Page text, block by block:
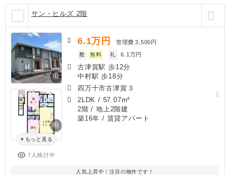
サン・ヒルズ 2階
もっと見る
7人検討中
6.1万円 管理費 3,500円
敷
無料 礼 6.1万円
古津賀駅 歩12分
中村駅 歩18分
四万十市古津賀３
2LDK / 57.07m²
2階 / 地上2階建
築16年 / 賃貸アパート
人気上昇中！注目の物件です！